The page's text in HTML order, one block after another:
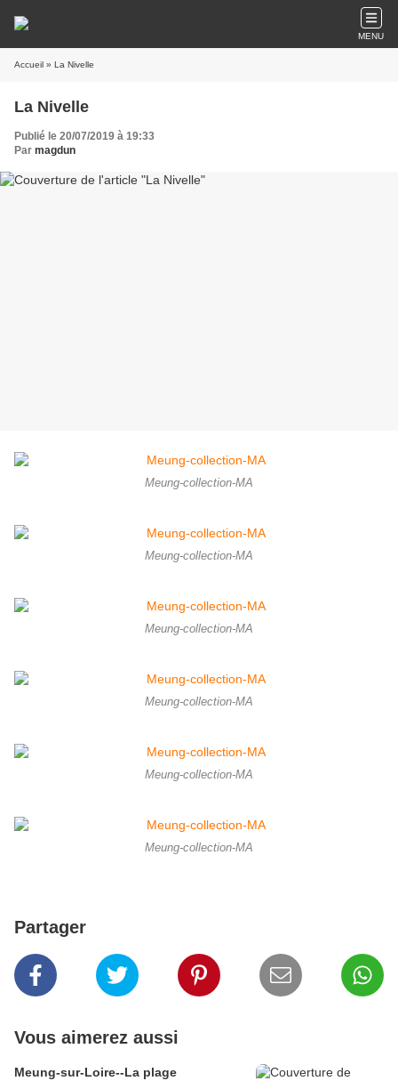
MENU
Accueil » La Nivelle
La Nivelle
Publié le 20/07/2019 à 19:33
Par magdun
Meung-collection-MA
Meung-collection-MA
Meung-collection-MA
Meung-collection-MA
Meung-collection-MA
Meung-collection-MA
Partager
Vous aimerez aussi
Meung-sur-Loire--La plage